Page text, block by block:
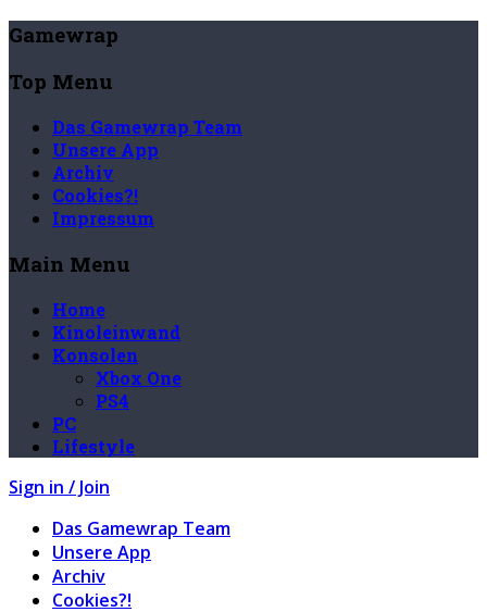
Gamewrap
Top Menu
Das Gamewrap Team
Unsere App
Archiv
Cookies?!
Impressum
Main Menu
Home
Kinoleinwand
Konsolen
Xbox One
PS4
PC
Lifestyle
Sign in / Join
Das Gamewrap Team
Unsere App
Archiv
Cookies?!